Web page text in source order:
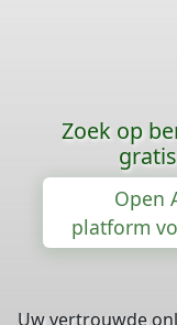
Zoek op
Open
platform
Uw vertrouwde